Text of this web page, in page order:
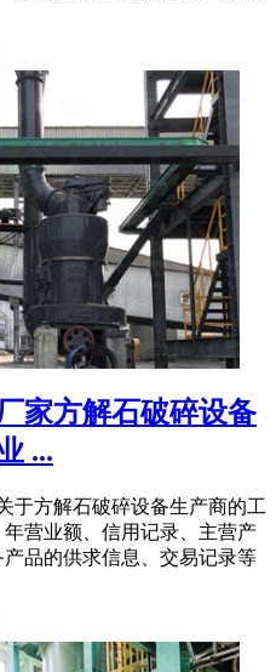
家方解石破碎设备
...
于方解石破碎设备生产商的工
营业额、信用记录、主营产
品的供求信息、交易记录等